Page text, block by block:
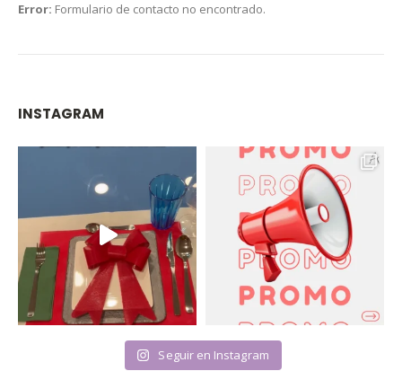
Error: Formulario de contacto no encontrado.
INSTAGRAM
Seguir en Instagram